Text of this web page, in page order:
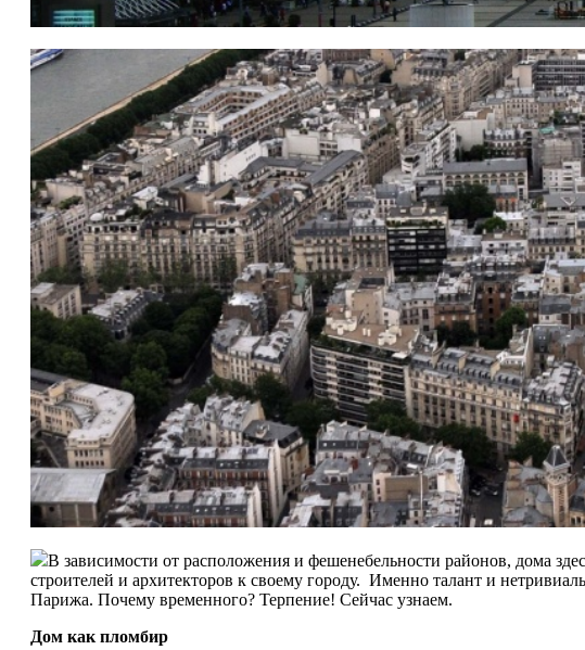
В зависимости от расположения и фешенебельности районов, дома
строителей и архитекторов к своему городу. Именно талант и
Парижа. Почему временного? Терпение! Сейчас узнаем.
Дом как пломбир